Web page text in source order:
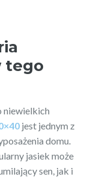
tego
niewielkich
jest jednym z
domu.
jasiek może
sen, jak i